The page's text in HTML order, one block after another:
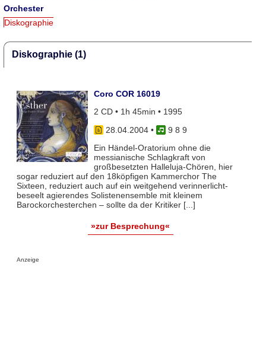
Orchester
Diskographie
Diskographie (1)
Coro COR 16019
2 CD • 1h 45min • 1995
28.04.2004•
9 8 9
Ein Händel-Oratorium ohne die
messianische Schlagkraft von
großbesetzten Halleluja-Chören, hier
sogar reduziert auf den 18köpfigen Kammerchor The
Sixteen, reduziert auch auf ein weitgehend verinnerlicht-
beseelt agierendes Solistenensemble mit kleinem
Barockorchesterchen – sollte da der Kritiker [...]
»zur Besprechung«
Anzeige